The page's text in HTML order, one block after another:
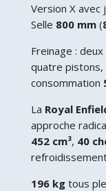
Version X
Selle 800 mm(
Freinage :
quatre pistons,
consommation
La Royal
approche
452 cm³, 40
196 kgtous